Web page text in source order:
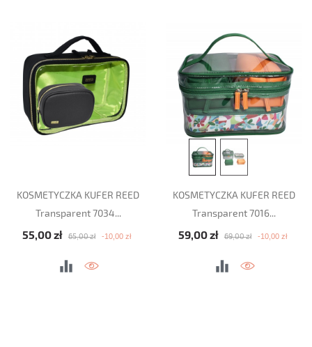
KOSMETYCZKA KUFER REED
Transparent 7034...
Cena podstawowa
65,00 zł -10,00 zł
Cena
55,00 zł
KOSMETYCZKA KUFER REED
Transparent 7016...
Cena podstawowa
69,00 zł -10,00 zł
Cena
59,00 zł